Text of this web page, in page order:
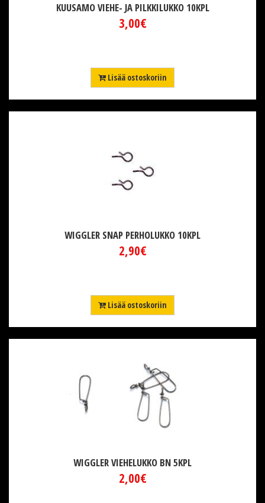
KUUSAMO VIEHE- JA PILKKILUKKO 10KPL
3,00€
Lisää ostoskoriin
WIGGLER SNAP PERHOLUKKO 10KPL
2,90€
Lisää ostoskoriin
WIGGLER VIEHELUKKO BN 5KPL
2,00€